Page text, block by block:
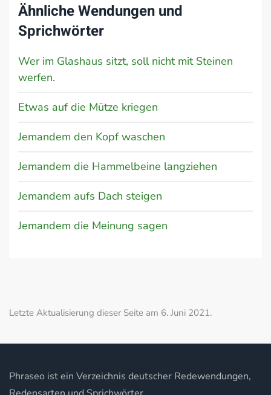
Ähnliche Wendungen und
Sprichwörter
Wer im Glashaus sitzt, soll nicht mit Steinen
werfen.
Etwas auf die Mütze kriegen
Jemandem den Kopf waschen
Jemandem die Hammelbeine langziehen
Jemandem aufs Dach steigen
Jemandem die Meinung sagen
Letzte Aktualisierung dieser Seite am 6. Juni 2021.
Phraseo ist ein Verzeichnis deutscher Redewendungen,